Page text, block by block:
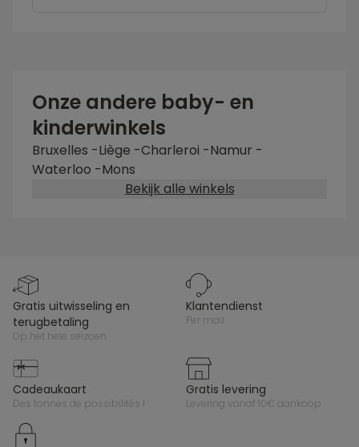
Onze andere baby- en
kinderwinkels
Bruxelles -Liège -Charleroi -Namur -
Waterloo -Mons
Bekijk alle winkels
gratis uitwisseling en
terugbetaling
op het hele seizoen
klantendienst
per mail
cadeaukaart
des tonnes de possibilités !
gratis levering
levering vanaf 10€ aankoop